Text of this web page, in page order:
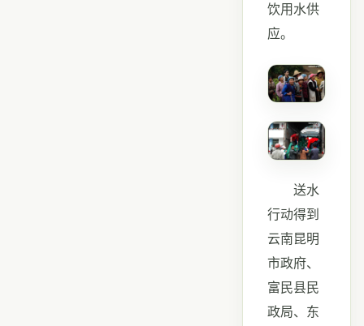
饮用水供
应。
送水
行动得到
云南昆明
市政府、
富民县民
政局、东